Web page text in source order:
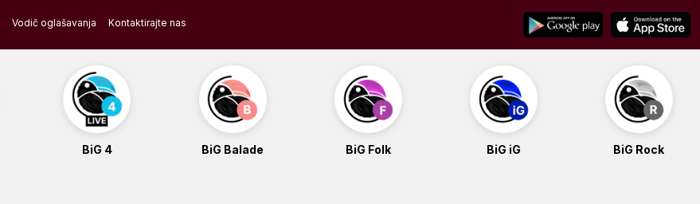
Vodič oglašavanja Kontaktirajte nas
BiG 4 BiG Balade BiG Folk BiG iG BiG Rock